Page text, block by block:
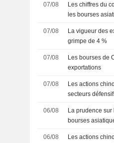
07/08
Les chiffres du
les bourses
07/08
La vigueur des
grimpe de 4 %
07/08
Les bourses de
exportations
07/08
Les actions
secteurs
06/08
La prudence sur
bourses
06/08
Les actions